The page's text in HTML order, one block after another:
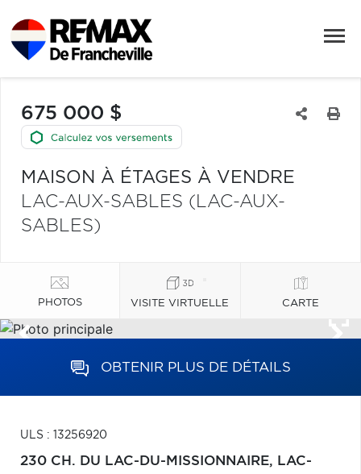
675 000 $
MAISON À ÉTAGES À VENDRE
LAC-AUX-SABLES (LAC-AUX-
SABLES)
PHOTOS VISITE VIRTUELLE CARTE
OBTENIR PLUS DE DÉTAILS
ULS : 13256920
230 CH. DU LAC-DU-MISSIONNAIRE, LAC-